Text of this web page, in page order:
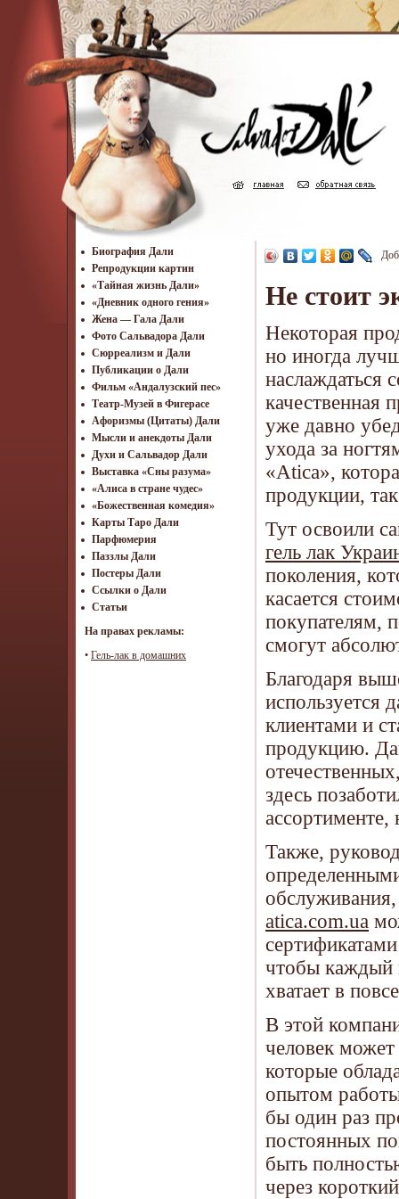
Биография Дали
Репродукции картин
«Тайная жизнь Дали»
«Дневник одного гения»
Жена — Гала Дали
Фото Сальвадора Дали
Cюрреализм и Дали
Публикации о Дали
Фильм «Андалузский пес»
Театр-Музей в Фигерасе
Афоризмы (Цитаты) Дали
Мысли и анекдоты Дали
Духи и Сальвадор Дали
Выставка «Сны разума»
«Алиса в стране чудес»
«Божественная комедия»
Карты Таро Дали
Парфюмерия
Паззлы Дали
Постеры Дали
Ссылки о Дали
Статьи
На правах рекламы:
• Гель-лак в домашних
Не стоит
Некоторая
но иногда
наслаждаться
качественная
уже давно
ухода за
«Atica»,
продукции,
Тут освоили
гель лак
поколения,
касается
покупателям,
смогут
Благодаря
используется
клиентами и
продукцию.
здесь
Также,
atica.com.ua
чтобы каждый
хватает в
В этой
человек
которые
опытом
бы один раз
постоянных
быть
через